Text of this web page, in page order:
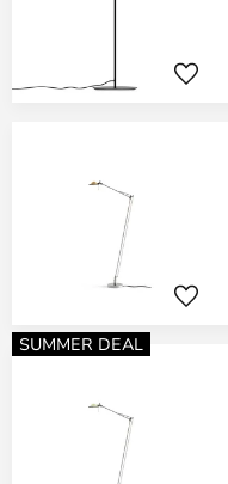
SUMMER DEAL